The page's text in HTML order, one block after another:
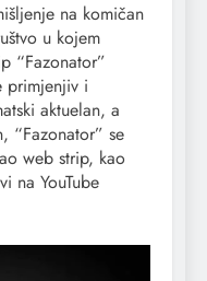
na komičan
u kojem
“Fazonator”
primjenjiv i
aktuelan, a
“Fazonator” se
web strip, kao
na YouTube